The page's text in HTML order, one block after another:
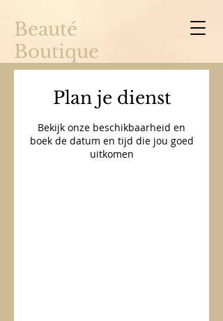
Beauté
Boutique
Plan je dienst
Bekijk onze beschikbaarheid en
boek de datum en tijd die jou goed
uitkomen